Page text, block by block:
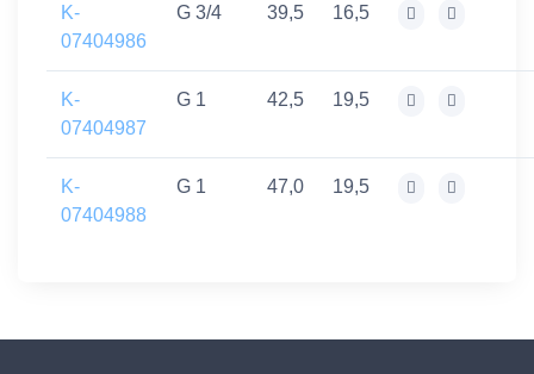
K-
07404986
G 3/4 39,5 16,5
K-
07404987
G 1 42,5 19,5
K-
07404988
G 1 47,0 19,5